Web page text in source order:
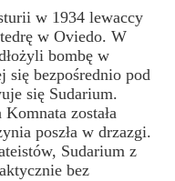
w 1934 lewaccy
w Oviedo. W
bombę w
się bezpośrednio pod
się Sudarium.
została
poszła w drzazgi.
, Sudarium z
bez